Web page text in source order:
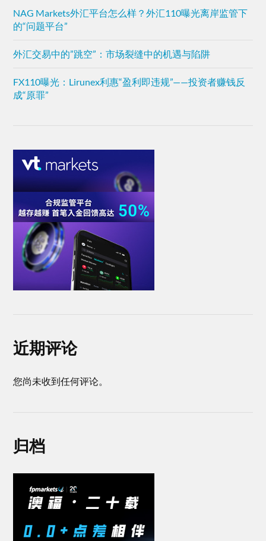
NAG Markets外汇平台怎么样？外汇110曝光离岸监管下
的“问题平台”
外汇交易中的”跳空”：市场裂缝中的机遇与陷阱
FX110曝光：Lirunex利惠“盈利即违规”——投资者赚钱反
成“原罪”
近期评论
您尚未收到任何评论。
归档